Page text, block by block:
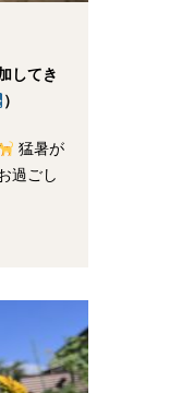
してき
）
猛暑が
過ごし